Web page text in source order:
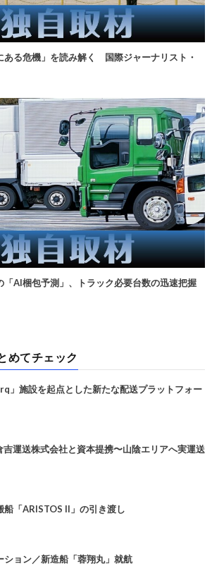
ある危機」を読み解く 国際ジャーナリスト・
「AI梱包予測」、トラック必要台数の迅速把握
めてチェック
」施設を起点とした新たな配送プラットフォー
運送株式会社と資本提携〜山陰エリアへ実運送
船「ARISTOS II」の引き渡し
ション／新造船「蓉翔丸」就航